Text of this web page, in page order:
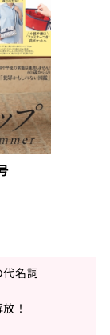
代名詞
！